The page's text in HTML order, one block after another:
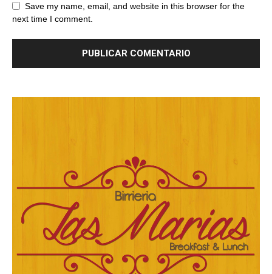
Save my name, email, and website in this browser for the
next time I comment.